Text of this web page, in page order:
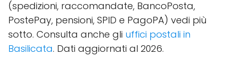
(spedizioni, raccomandate, BancoPosta,
PostePay, pensioni, SPID e PagoPA) vedi più
sotto. Consulta anche gli uffici postali in
Basilicata. Dati aggiornati al 2026.